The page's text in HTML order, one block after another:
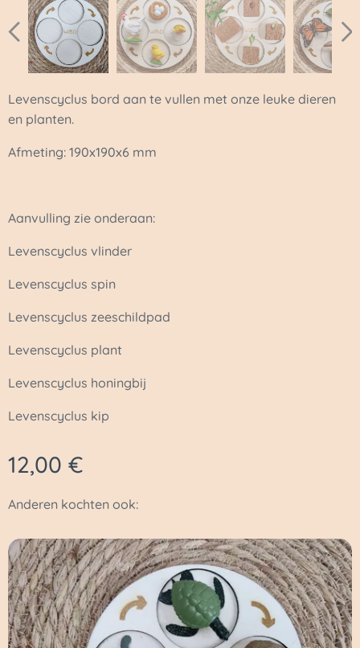
Levenscyclus bord aan te vullen met onze leuke dieren
en planten.
Afmeting: 190x190x6 mm
Aanvulling zie onderaan:
Levenscyclus vlinder
Levenscyclus spin
Levenscyclus zeeschildpad
Levenscyclus plant
Levenscyclus honingbij
Levenscyclus kip
12,00 €
Anderen kochten ook: